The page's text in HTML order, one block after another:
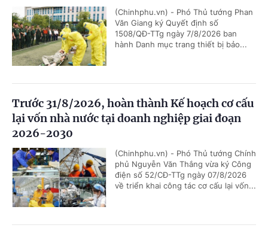
(Chinhphu.vn) - Phó Thủ tướng Phan
Văn Giang ký Quyết định số
1508/QĐ-TTg ngày 7/8/2026 ban
hành Danh mục trang thiết bị bảo...
Trước 31/8/2026, hoàn thành Kế hoạch cơ cấu
lại vốn nhà nước tại doanh nghiệp giai đoạn
2026-2030
(Chinhphu.vn) - Phó Thủ tướng Chính
phủ Nguyễn Văn Thắng vừa ký Công
điện số 52/CĐ-TTg ngày 07/8/2026
về triển khai công tác cơ cấu lại vốn...